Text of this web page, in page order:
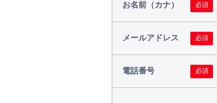
お名前（カナ）
メールアドレス
電話番号